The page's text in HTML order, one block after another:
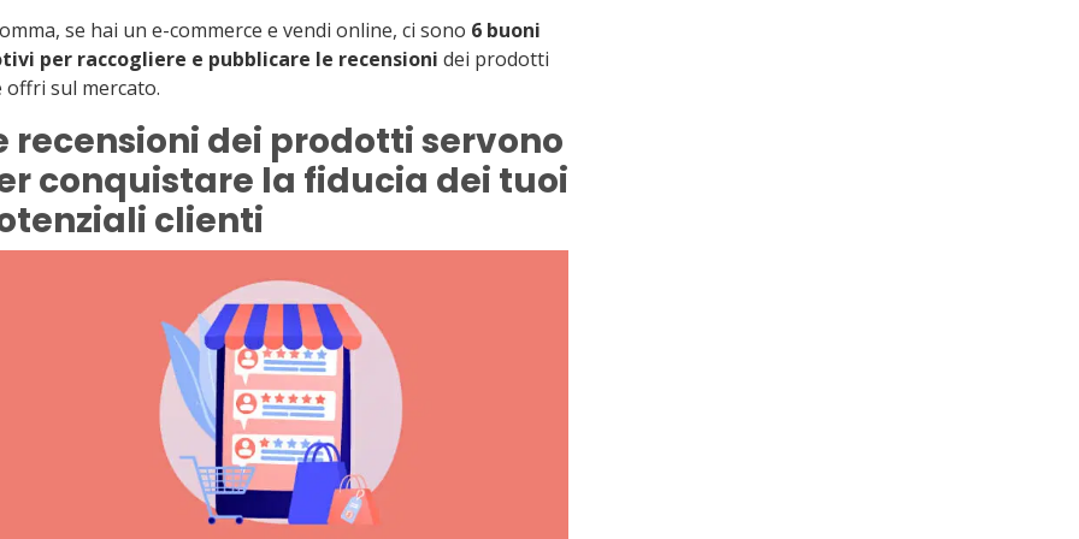
se hai un e-commerce e vendi online, ci sono 6 buoni
per raccogliere e pubblicare le recensioni dei prodotti
offri sul mercato.
recensioni dei prodotti servono
conquistare la fiducia dei tuoi
clienti